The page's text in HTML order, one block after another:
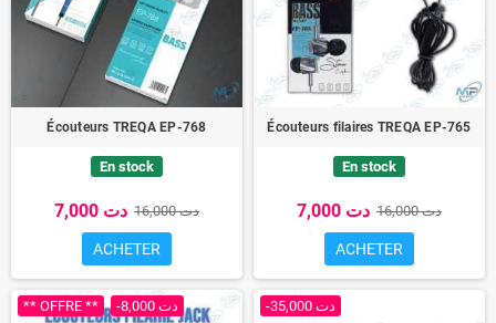
Écouteurs TREQA EP-768
En stock
7,000 دت 16,000 دت
ACHETER
Écouteurs filaires TREQA EP-765
En stock
7,000 دت 16,000 دت
ACHETER
** OFFRE ** -8,000 دت -35,000 دت